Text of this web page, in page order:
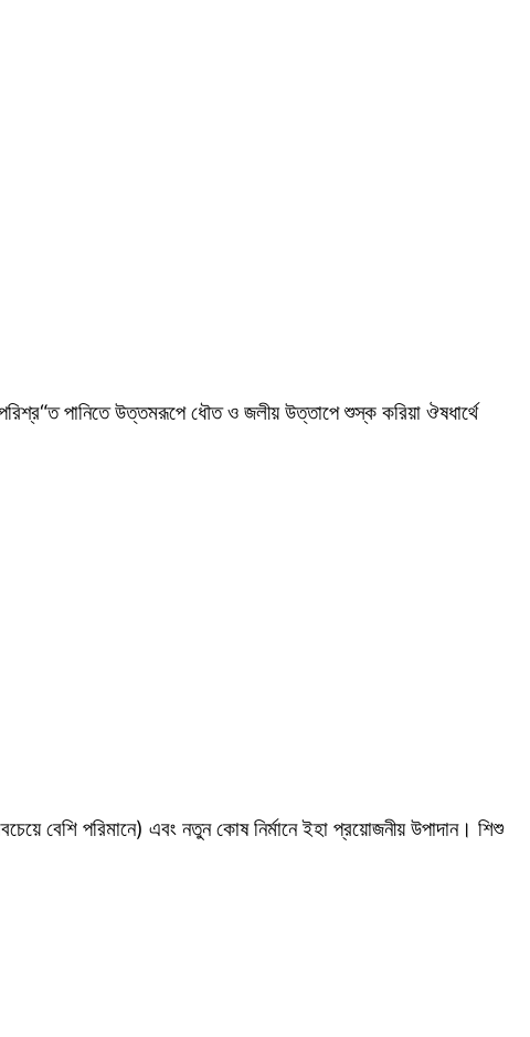
পানিতে উত্তমরূপে ধৌত ও জলীয় উত্তাপে শুস্ক করিয়া ঔষধার্থে
বেশি পরিমানে) এবং নতুন কোষ নির্মানে ইহা প্রয়োজনীয় উপাদান। শিশু